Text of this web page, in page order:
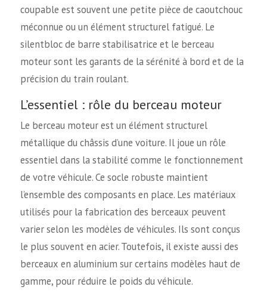
coupable est souvent une petite pièce de caoutchouc
méconnue ou un élément structurel fatigué. Le
silentbloc de barre stabilisatrice et le berceau
moteur sont les garants de la sérénité à bord et de la
précision du train roulant.
L’essentiel : rôle du berceau moteur
Le berceau moteur est un élément structurel
métallique du châssis d’une voiture. Il joue un rôle
essentiel dans la stabilité comme le fonctionnement
de votre véhicule. Ce socle robuste maintient
l’ensemble des composants en place. Les matériaux
utilisés pour la fabrication des berceaux peuvent
varier selon les modèles de véhicules. Ils sont conçus
le plus souvent en acier. Toutefois, il existe aussi des
berceaux en aluminium sur certains modèles haut de
gamme, pour réduire le poids du véhicule.